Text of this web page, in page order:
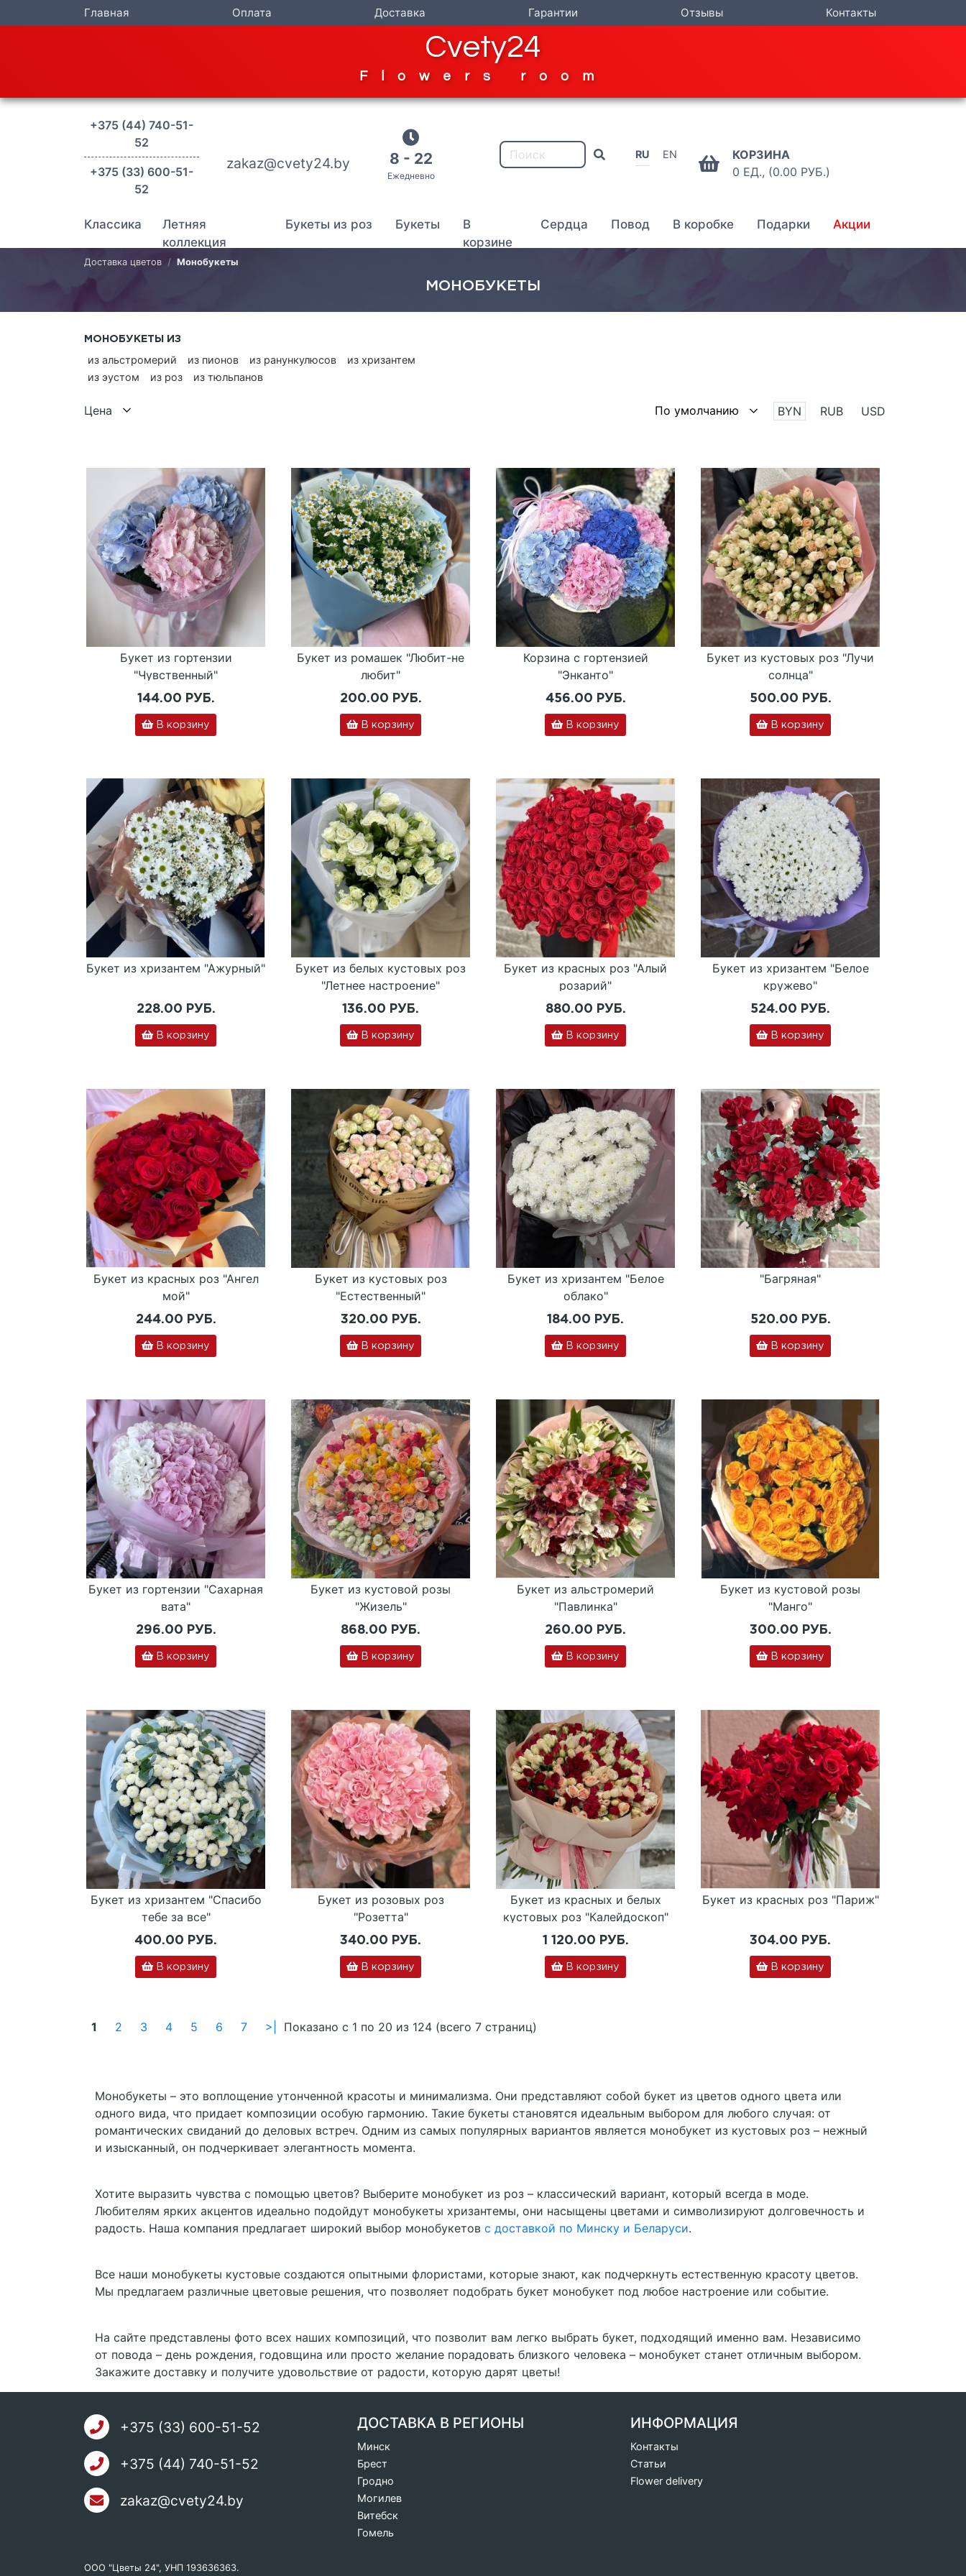
Главная Оплата Доставка Гарантии Отзывы Контакты
Cvety24
Flowers room
+375 (44) 740-51-
52
+375 (33) 600-51-
52
zakaz@cvety24.by 8 - 22
Ежедневно
RU EN
КОРЗИНА
0 ЕД., (0.00 РУБ.)
Классика
Летняя
коллекция
Букеты из роз Букеты
В
корзине
Сердца Повод В коробке Подарки Акции
Доставка цветов Монобукеты
МОНОБУКЕТЫ
МОНОБУКЕТЫ ИЗ
из альстромерий из пионов из ранункулюсов
из хризантем
из эустом
из роз из тюльпанов
Цена BYN RUB USD
Букет из гортензии
"Чувственный"
144.00 РУБ.
В корзину
Букет из ромашек "Любит-не
любит"
200.00 РУБ.
В корзину
Корзина с гортензией
"Энканто"
456.00 РУБ.
В корзину
Букет из кустовых роз "Лучи
солнца"
500.00 РУБ.
В корзину
Букет из хризантем "Ажурный"
228.00 РУБ.
В корзину
Букет из белых кустовых роз
"Летнее настроение"
136.00 РУБ.
В корзину
Букет из красных роз "Алый
розарий"
880.00 РУБ.
В корзину
Букет из хризантем "Белое
кружево"
524.00 РУБ.
В корзину
Букет из красных роз "Ангел
мой"
244.00 РУБ.
В корзину
Букет из кустовых роз
"Естественный"
320.00 РУБ.
В корзину
Букет из хризантем "Белое
облако"
184.00 РУБ.
В корзину
"Багряная"
520.00 РУБ.
В корзину
Букет из гортензии "Сахарная
вата"
296.00 РУБ.
В корзину
Букет из кустовой розы
"Жизель"
868.00 РУБ.
В корзину
Букет из альстромерий
"Павлинка"
260.00 РУБ.
В корзину
Букет из кустовой розы
"Манго"
300.00 РУБ.
В корзину
Букет из хризантем "Спасибо
тебе за все"
400.00 РУБ.
В корзину
Букет из розовых роз
"Розетта"
340.00 РУБ.
В корзину
Букет из красных и белых
кустовых роз "Калейдоскоп"
1 120.00 РУБ.
В корзину
Букет из красных роз "Париж"
304.00 РУБ.
В корзину
1 2 3 4 5 6 7 >| Показано с 1 по 20 из 124 (всего 7 страниц)
Монобукеты – это воплощение утонченной красоты и минимализма. Они представляют собой букет из цветов одного цвета или
одного вида, что придает композиции особую гармонию. Такие букеты становятся идеальным выбором для любого случая: от
романтических свиданий до деловых встреч. Одним из самых популярных вариантов является монобукет из кустовых роз – нежный
и изысканный, он подчеркивает элегантность момента.
Хотите выразить чувства с помощью цветов? Выберите монобукет из роз – классический вариант, который всегда в моде.
Любителям ярких акцентов идеально подойдут монобукеты хризантемы, они насыщены цветами и символизируют долговечность и
радость. Наша компания предлагает широкий выбор монобукетов с доставкой по Минску и Беларуси.
Все наши монобукеты кустовые создаются опытными флористами, которые знают, как подчеркнуть естественную красоту цветов.
Мы предлагаем различные цветовые решения, что позволяет подобрать букет монобукет под любое настроение или событие.
На сайте представлены фото всех наших композиций, что позволит вам легко выбрать букет, подходящий именно вам. Независимо
от повода – день рождения, годовщина или просто желание порадовать близкого человека – монобукет станет отличным выбором.
Закажите доставку и получите удовольствие от радости, которую дарят цветы!
+375 (33) 600-51-52
+375 (44) 740-51-52
zakaz@cvety24.by
ИНФОРМАЦИЯ
Контакты
Статьи
Flower delivery
ДОСТАВКА В РЕГИОНЫ
Минск
Брест
Гродно
Могилев
Витебск
Гомель
ООО "Цветы 24", УНП 193636363.